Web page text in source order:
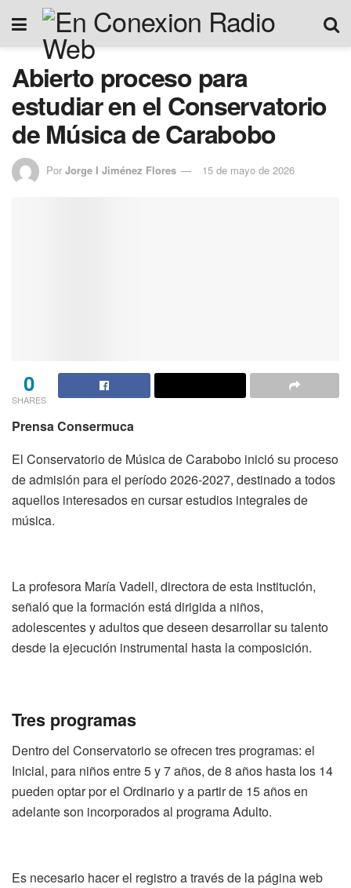
Abierto proceso para
estudiar en el Conservatorio
de Música de Carabobo
Por Jorge I Jiménez Flores 15 de mayo de 2026
0
SHARES
Prensa Consermuca
El Conservatorio de Música de Carabobo inició su proceso
de admisión para el período 2026-2027, destinado a todos
aquellos interesados en cursar estudios integrales de
música.
La profesora María Vadell, directora de esta institución,
señaló que la formación está dirigida a niños,
adolescentes y adultos que deseen desarrollar su talento
desde la ejecución instrumental hasta la composición.
Tres programas
Dentro del Conservatorio se ofrecen tres programas: el
Inicial, para niños entre 5 y 7 años, de 8 años hasta los 14
pueden optar por el Ordinario y a partir de 15 años en
adelante son incorporados al programa Adulto.
Es necesario hacer el registro a través de la página web